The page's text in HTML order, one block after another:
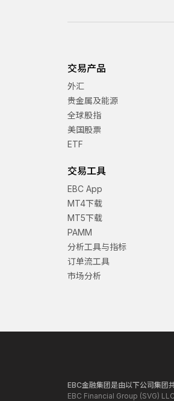
交易产品
外汇
贵金属及能源
全球股指
美国股票
ETF
交易工具
EBC App
MT4下载
MT5下载
PAMM
分析工具与指标
订单流工具
市场分析
EBC金融集团是由以下公司集团
EBC Financial Group (SVG)